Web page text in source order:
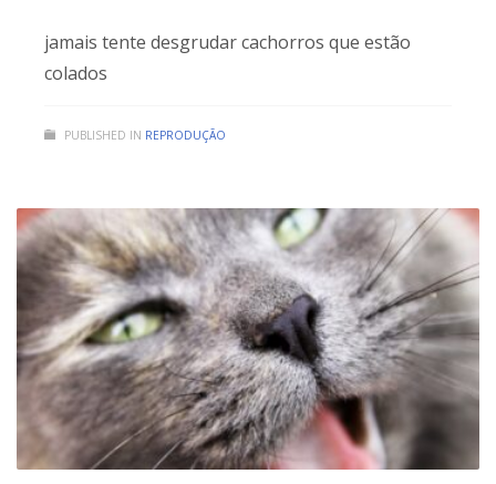
jamais tente desgrudar cachorros que estão
colados
PUBLISHED IN REPRODUÇÃO